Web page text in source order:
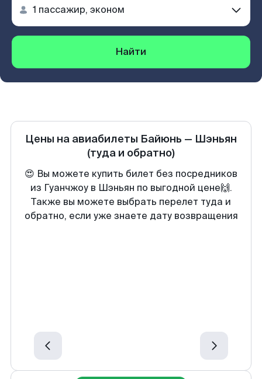
Найти
Цены на авиабилеты Байюнь — Шэньян
(туда и обратно)
😍 Вы можете купить билет без посредников
из Гуанчжоу в Шэньян по выгодной цене🙌.
Также вы можете выбрать перелет туда и
обратно, если уже знаете дату возвращения